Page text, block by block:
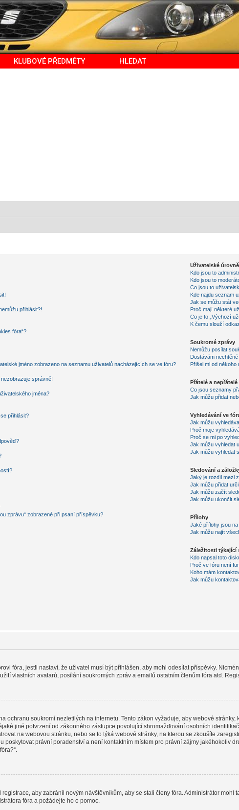
KLUBOVÉ PŘEDMĚTY HLEDAT
přihlásit?!
fóra“?
jméno zobrazeno na seznamu uživatelů nacházejících se ve fóru?
správně!
jména?
přihlásit?
zprávu“ zobrazené při psaní příspěvku?
Uživatelské
Kdo jsou to
Kdo jsou to
Co jsou to
Kde najdu seznam
Jak se můžu stát
Proč mají některé
Co je to „Výchozí
K čemu slouží
Soukromé zprávy
Nemůžu posílat
Dostávám
Přišel mi od
Přátelé a nepřátelé
Co jsou seznamy
Jak můžu přidat
Vyhledávání ve
Jak můžu
Proč moje
Proč se mi po
Jak můžu vyhledat
Jak můžu vyhledat
Sledování a
Jaký je rozdíl mezi
Jak můžu přidat
Jak můžu začít
Jak můžu ukončit
Přílohy
Jaké přílohy jsou
Jak můžu najít
Záležitosti týkající
Kdo napsal toto
Proč ve fóru není
Koho mám
Jak můžu
fóra, jestli nastaví, že uživatel musí být přihlášen, aby mohl odesílat příspěvky.
vlastních avatarů, posílání soukromých zpráv a emailů ostatním členům fóra atd.
ochranu soukromí nezletilých na internetu. Tento zákon vyžaduje, aby webové
jiné potvrzení od zákonného zástupce povolující shromažďování osobních
na webovou stránku, nebo se to týká webové stránky, na kterou se zkoušíte
poskytovat právní poradenství a není kontaktním místem pro právní zájmy jakéhokoliv
aby zabránil novým návštěvníkům, aby se stali členy fóra. Administrátor
fóra a požádejte ho o pomoc.